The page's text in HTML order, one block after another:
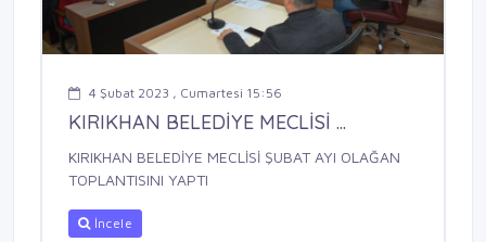
4 Şubat 2023 , Cumartesi 15:56
KIRIKHAN BELEDİYE MECLİSİ ...
KIRIKHAN BELEDİYE MECLİSİ ŞUBAT AYI OLAĞAN
TOPLANTISINI YAPTI
İncele